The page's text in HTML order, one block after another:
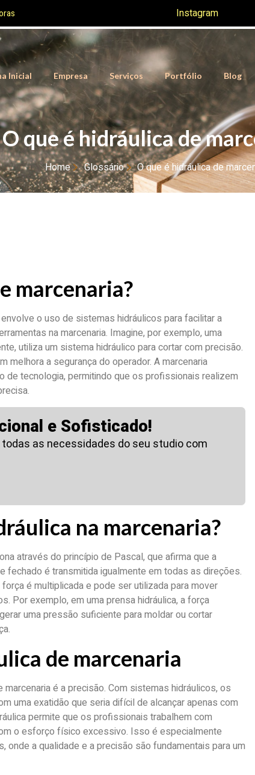
Instagram
Inicial Empresa Serviços Portfólio Blog
O que é hidráulica de
Home Glossário O que é hidráulica de
marcenaria?
o uso de sistemas hidráulicos para facilitar a
na marcenaria. Imagine, por exemplo, uma
utiliza um sistema hidráulico para cortar com precisão.
melhora a segurança do operador. A marcenaria
tecnologia, permitindo que os profissionais realizem
e Sofisticado!
as necessidades do seu studio com
na marcenaria?
através do princípio de Pascal, que afirma que a
fechado é transmitida igualmente em todas as direções.
é multiplicada e pode ser utilizada para mover
Por exemplo, em uma prensa hidráulica, a força
uma pressão suficiente para moldar ou cortar
de marcenaria
é a precisão. Com sistemas hidráulicos, os
uma exatidão que seria difícil de alcançar apenas com
permite que os profissionais trabalhem com
o esforço físico excessivo. Isso é especialmente
a qualidade e a precisão são fundamentais para um